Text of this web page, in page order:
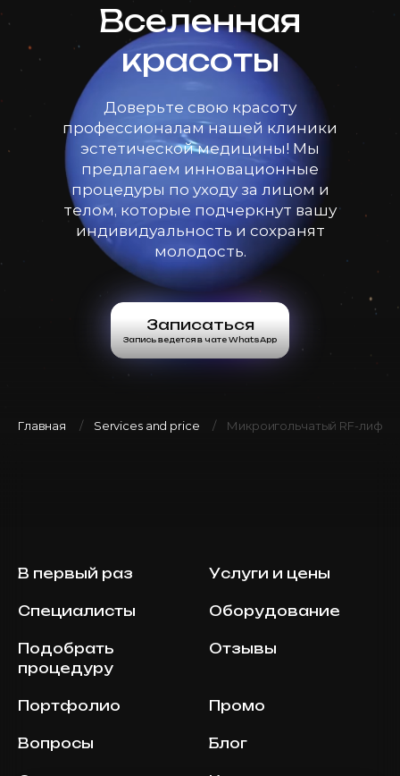
Вселенная
красоты
Доверьте свою красоту
профессионалам нашей клиники
эстетической медицины! Мы
предлагаем инновационные
процедуры по уходу за лицом и
телом, которые подчеркнут вашу
индивидуальность и сохранят
молодость.
Записаться
Запись ведется в чате WhatsApp
Главная Services and price Микроигольчатый RF-
В первый раз Услуги и цены
Специалисты Оборудование
Подобрать
процедуру
Отзывы
Портфолио Промо
Вопросы Блог